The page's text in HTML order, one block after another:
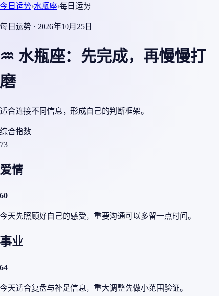
今日运势›水瓶座›每日运势
每日运势 · 2026年10月25日
♒ 水瓶座：先完成，再慢慢打
磨
适合连接不同信息，形成自己的判断框架。
综合指数
73
爱情
60
今天先照顾好自己的感受，重要沟通可以多留一点时间。
事业
64
今天适合复盘与补足信息，重大调整先做小范围验证。